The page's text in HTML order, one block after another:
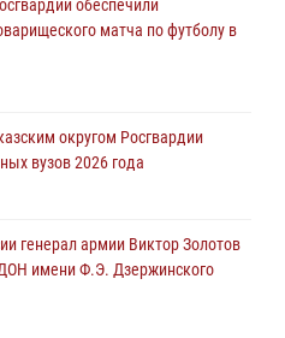
в зону СВО передали свежие
«Каникулы с Росгвардией
обеспечили
матча по футболу в
округом Росгвардии
вузов 2026 года
генерал армии Виктор Золотов
имени Ф.Э. Дзержинского